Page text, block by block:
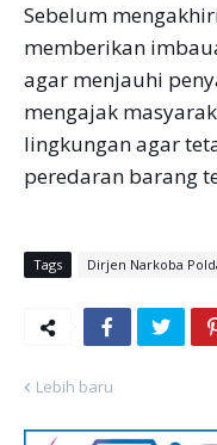
Sebelum
memberikan
agar menjauhi
mengajak
lingkungan agar
peredaran barang
Tags Dirjen Narkoba
Lebih baru